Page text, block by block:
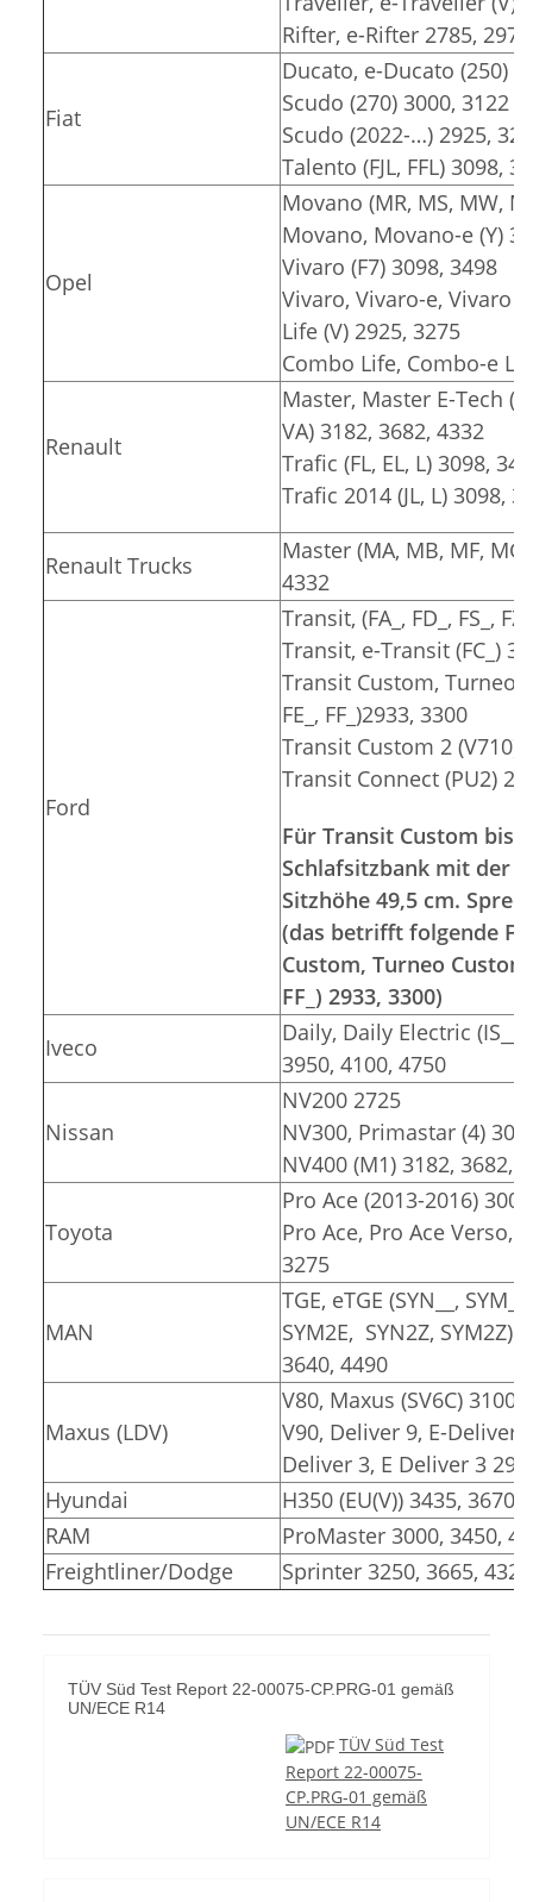
Rifter, e-Rifter 2785, 2975
Fiat
Ducato, e-Ducato (250)
Scudo (270) 3000, 3122
Scudo (2022-…) 2925,
Talento (FJL, FFL) 3098,
Opel
Movano (MR, MS, MW,
Movano, Movano-e (Y)
Vivaro (F7) 3098, 3498
Vivaro, Vivaro-e, Vivaro
Life (V) 2925, 3275
Combo Life, Combo-e
Renault
Master, Master E-Tech
VA) 3182, 3682, 4332
Trafic (FL, EL, L) 3098,
Trafic 2014 (JL, L) 3098,
Renault Trucks
Master (MA, MB, MF,
4332
Ford
Transit, (FA_, FD_, FS_,
Transit, e-Transit (FC_)
Transit Custom, Turneo
FE_, FF_)2933, 3300
Transit Custom 2 (V710)
Transit Connect (PU2)
Für Transit Custom bis
Schlafsitzbank mit der
Sitzhöhe 49,5 cm.
(das betrifft folgende
Custom, Turneo Custom
FF_) 2933, 3300)
Iveco
Daily, Daily Electric
3950, 4100, 4750
Nissan
NV200 2725
NV300, Primastar (4)
NV400 (M1) 3182, 3682,
Toyota
Pro Ace (2013-2016)
Pro Ace, Pro Ace Verso,
3275
MAN
TGE, eTGE (SYN__,
SYM2E, SYN2Z, SYM2Z)
3640, 4490
Maxus (LDV)
V80, Maxus (SV6C) 3100,
V90, Deliver 9, E-Deliver
Deliver 3, E Deliver 3
Hyundai
H350 (EU(V)) 3435, 3670
RAM
ProMaster 3000, 3450,
Freightliner/Dodge
Sprinter 3250, 3665, 4325
TÜV Süd Test Report 22-00075-CP.PRG-01 gemäß
UN/ECE R14
TÜV Süd Test
Report 22-00075-
CP.PRG-01 gemäß
UN/ECE R14